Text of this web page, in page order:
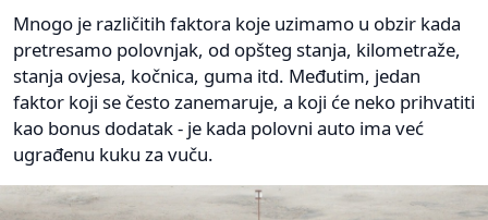
Mnogo je različitih faktora koje uzimamo u obzir kada
pretresamo polovnjak, od opšteg stanja, kilometraže,
stanja ovjesa, kočnica, guma itd. Međutim, jedan
faktor koji se često zanemaruje, a koji će neko prihvatiti
kao bonus dodatak - je kada polovni auto ima već
ugrađenu kuku za vuču.